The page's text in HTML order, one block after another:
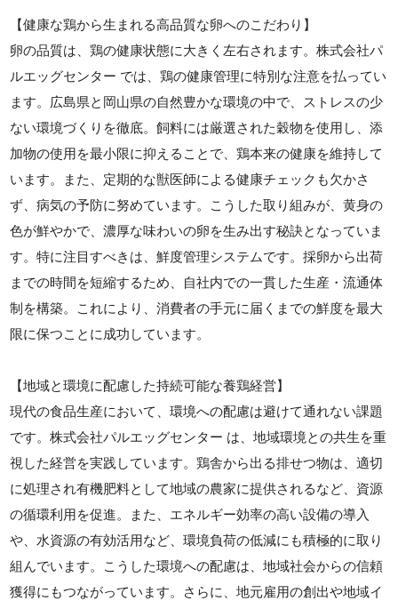
【健康な鶏から生まれる高品質な卵へのこだわり】
卵の品質は、鶏の健康状態に大きく左右されます。株式会社パ
ルエッグセンター では、鶏の健康管理に特別な注意を払ってい
ます。広島県と岡山県の自然豊かな環境の中で、ストレスの少
ない環境づくりを徹底。飼料には厳選された穀物を使用し、添
加物の使用を最小限に抑えることで、鶏本来の健康を維持して
います。また、定期的な獣医師による健康チェックも欠かさ
ず、病気の予防に努めています。こうした取り組みが、黄身の
色が鮮やかで、濃厚な味わいの卵を生み出す秘訣となっていま
す。特に注目すべきは、鮮度管理システムです。採卵から出荷
までの時間を短縮するため、自社内での一貫した生産・流通体
制を構築。これにより、消費者の手元に届くまでの鮮度を最大
限に保つことに成功しています。
【地域と環境に配慮した持続可能な養鶏経営】
現代の食品生産において、環境への配慮は避けて通れない課題
です。株式会社パルエッグセンター は、地域環境との共生を重
視した経営を実践しています。鶏舎から出る排せつ物は、適切
に処理され有機肥料として地域の農家に提供されるなど、資源
の循環利用を促進。また、エネルギー効率の高い設備の導入
や、水資源の有効活用など、環境負荷の低減にも積極的に取り
組んでいます。こうした環境への配慮は、地域社会からの信頼
獲得にもつながっています。さらに、地元雇用の創出や地域イ